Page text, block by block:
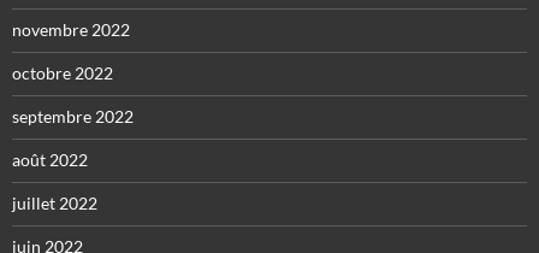
novembre 2022
octobre 2022
septembre 2022
août 2022
juillet 2022
juin 2022